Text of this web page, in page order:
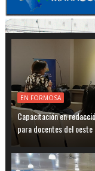
EN FORMOSA
Capacitación en
para docentes del